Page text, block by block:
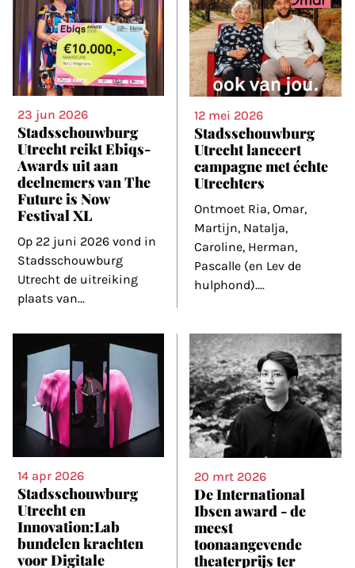
23 jun 2026
Stadsschouwburg
Utrecht reikt Ebiqs-
Awards uit aan
deelnemers van The
Future is Now
Festival XL
Op 22 juni 2026 vond in
Stadsschouwburg
Utrecht de uitreiking
plaats van...
12 mei 2026
Stadsschouwburg
Utrecht lanceert
campagne met échte
Utrechters
Ontmoet Ria, Omar,
Martijn, Natalja,
Caroline, Herman,
Pascalle (en Lev de
hulphond)....
14 apr 2026
Stadsschouwburg
Utrecht en
Innovation:Lab
bundelen krachten
voor Digitale
20 mrt 2026
De International
Ibsen award - de
meest
toonaangevende
theaterprijs ter